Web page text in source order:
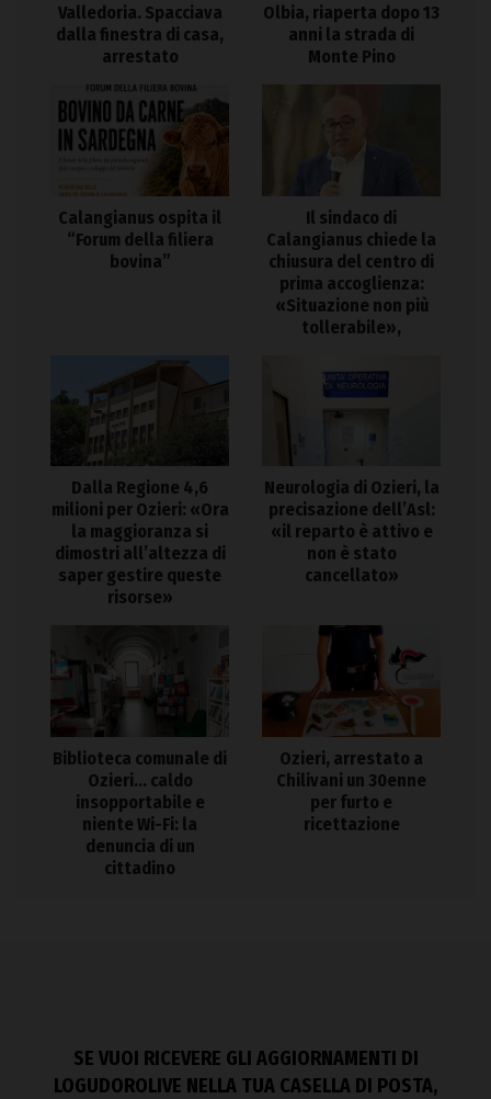
Valledoria. Spacciava
dalla finestra di casa,
arrestato
Olbia, riaperta dopo 13
anni la strada di
Monte Pino
Calangianus ospita il
“Forum della filiera
bovina”
Il sindaco di
Calangianus chiede la
chiusura del centro di
prima accoglienza:
«Situazione non più
tollerabile»,
Dalla Regione 4,6
milioni per Ozieri: «Ora
la maggioranza si
dimostri all’altezza di
saper gestire queste
risorse»
Neurologia di Ozieri, la
precisazione dell’Asl:
«il reparto è attivo e
non è stato
cancellato»
Biblioteca comunale di
Ozieri… caldo
insopportabile e
niente Wi-Fi: la
denuncia di un
cittadino
Ozieri, arrestato a
Chilivani un 30enne
per furto e
ricettazione
SE VUOI RICEVERE GLI AGGIORNAMENTI DI
LOGUDOROLIVE NELLA TUA CASELLA DI POSTA,